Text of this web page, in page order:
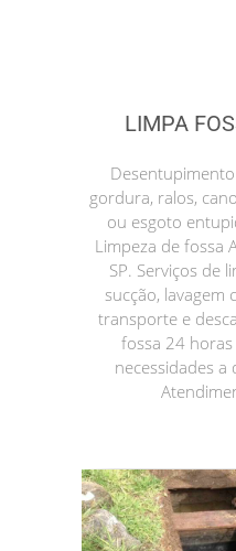
LIMPA
gordura, ralos,
ou esgoto
Limpeza de fossa
SP. Serviços de
sucção, lavagem
transporte e
fossa 24
necessidades